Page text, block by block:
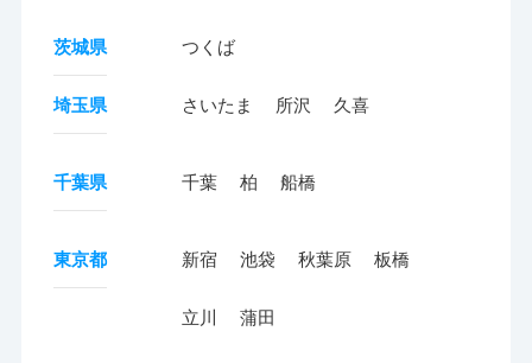
茨城県 つくば
埼玉県 さいたま 所沢 久喜
千葉県 千葉 柏 船橋
東京都 新宿 池袋 秋葉原 板橋
立川 蒲田